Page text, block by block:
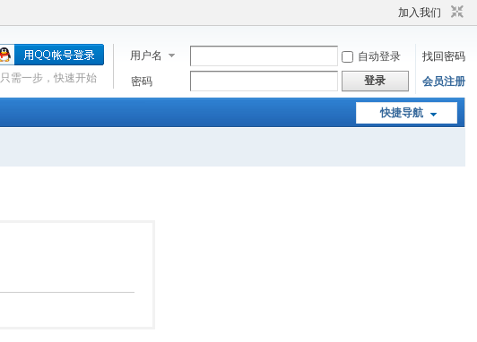
加入我们
用户名 自动登录
找回密码
密码
登录 会员注册
只需一步，快速开始
快捷导航